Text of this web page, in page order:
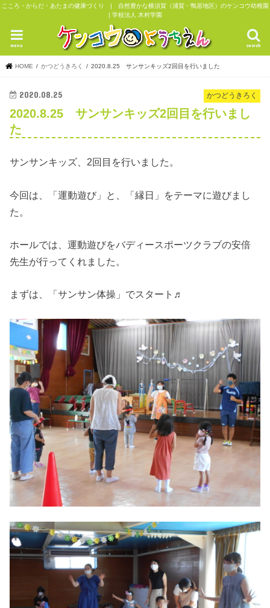
こころ・からだ・あたまの健康づくり | 自然豊かな横須賀（浦賀・鴨居地区）のケンコウ幼稚園
| 学校法人 木村学園
search
menu
HOME かつどうきろく 2020.8.25 サンサンキッズ2回目を行いました
かつどうきろく
2020.08.25
2020.8.25 サンサンキッズ2回目を行いまし
た
サンサンキッズ、2回目を行いました。
今回は、「運動遊び」と、「縁日」をテーマに遊びまし
た。
ホールでは、運動遊びをバディースポーツクラブの安倍
先生が行ってくれました。
まずは、「サンサン体操」でスタート♬